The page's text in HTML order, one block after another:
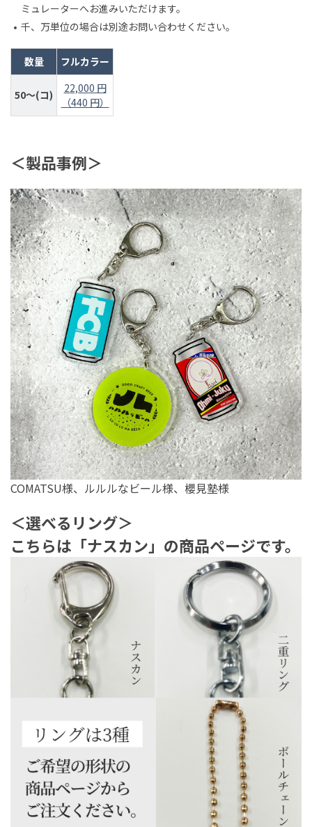
ミュレーターへお進みいただけます。
千、万単位の場合は別途お問い合わせください。
数量 フルカラー
50～(コ)
22,000 円
（440 円）
＜製品事例＞
COMATSU様、ルルルなビール様、櫻見塾様
＜選べるリング＞
こちらは「ナスカン」の商品ページです。